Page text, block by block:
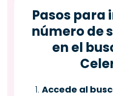
Pasos para
número de
en el
Accede al